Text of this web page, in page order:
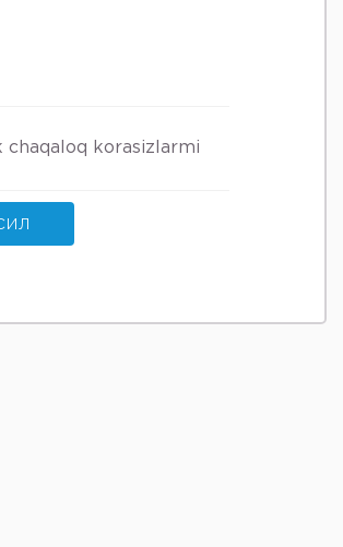
chaqaloq korasizlarmi